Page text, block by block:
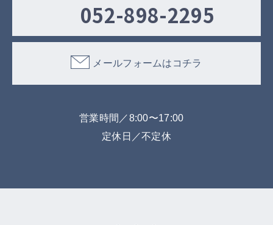
052-898-2295
メールフォームはコチラ
営業時間／8:00〜17:00
定休日／不定休